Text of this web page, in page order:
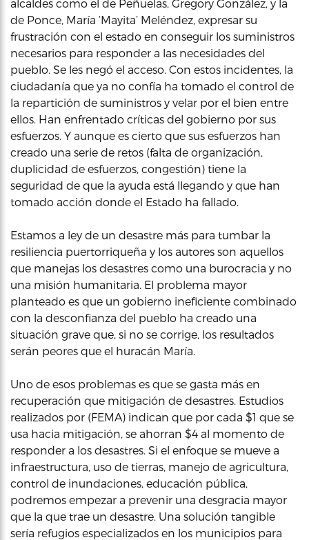
alcaldes como el de Peñuelas, Gregory González, y la
de Ponce, María ‘Mayita’ Meléndez, expresar su
frustración con el estado en conseguir los suministros
necesarios para responder a las necesidades del
pueblo. Se les negó el acceso. Con estos incidentes, la
ciudadanía que ya no confía ha tomado el control de
la repartición de suministros y velar por el bien entre
ellos. Han enfrentado críticas del gobierno por sus
esfuerzos. Y aunque es cierto que sus esfuerzos han
creado una serie de retos (falta de organización,
duplicidad de esfuerzos, congestión) tiene la
seguridad de que la ayuda está llegando y que han
tomado acción donde el Estado ha fallado.
Estamos a ley de un desastre más para tumbar la
resiliencia puertorriqueña y los autores son aquellos
que manejas los desastres como una burocracia y no
una misión humanitaria. El problema mayor
planteado es que un gobierno ineficiente combinado
con la desconfianza del pueblo ha creado una
situación grave que, si no se corrige, los resultados
serán peores que el huracán María.
Uno de esos problemas es que se gasta más en
recuperación que mitigación de desastres. Estudios
realizados por (FEMA) indican que por cada $1 que se
usa hacia mitigación, se ahorran $4 al momento de
responder a los desastres. Si el enfoque se mueve a
infraestructura, uso de tierras, manejo de agricultura,
control de inundaciones, educación pública,
podremos empezar a prevenir una desgracia mayor
que la que trae un desastre. Una solución tangible
sería refugios especializados en los municipios para